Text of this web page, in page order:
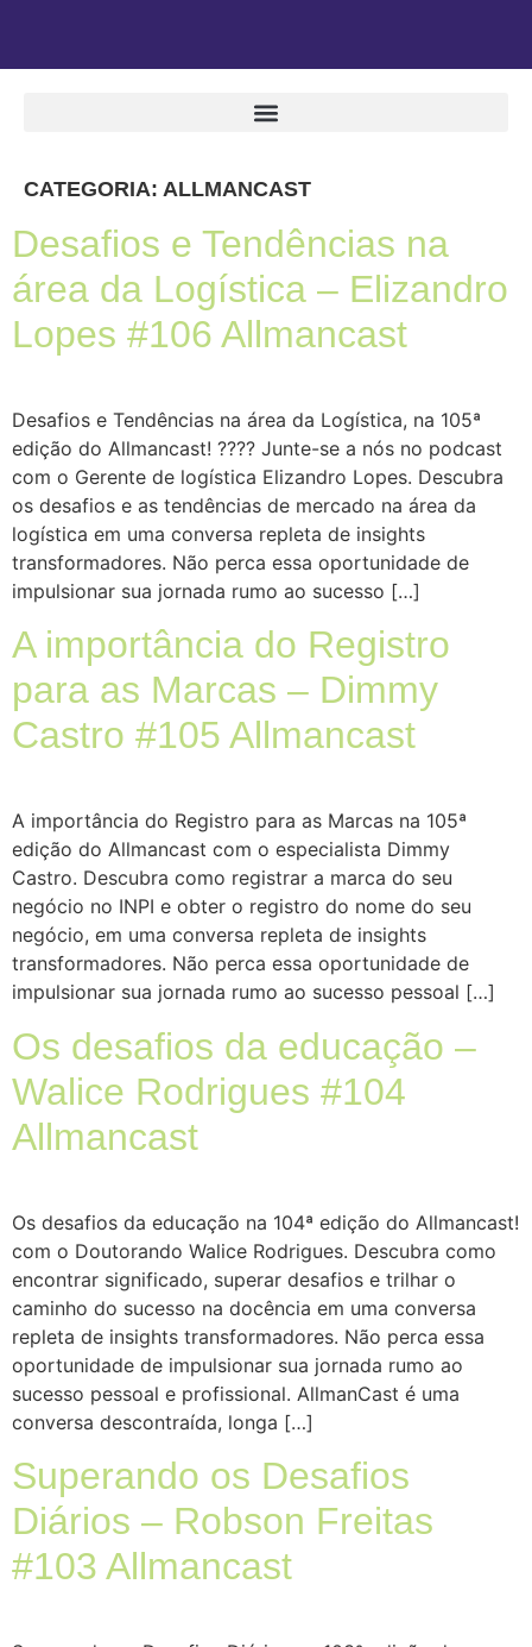
CATEGORIA: ALLMANCAST
Desafios e Tendências na
área da Logística – Elizandro
Lopes #106 Allmancast
Desafios e Tendências na área da Logística, na 105ª
edição do Allmancast! ???? Junte-se a nós no podcast
com o Gerente de logística Elizandro Lopes. Descubra
os desafios e as tendências de mercado na área da
logística em uma conversa repleta de insights
transformadores. Não perca essa oportunidade de
impulsionar sua jornada rumo ao sucesso […]
A importância do Registro
para as Marcas – Dimmy
Castro #105 Allmancast
A importância do Registro para as Marcas na 105ª
edição do Allmancast com o especialista Dimmy
Castro. Descubra como registrar a marca do seu
negócio no INPI e obter o registro do nome do seu
negócio, em uma conversa repleta de insights
transformadores. Não perca essa oportunidade de
impulsionar sua jornada rumo ao sucesso pessoal […]
Os desafios da educação –
Walice Rodrigues #104
Allmancast
Os desafios da educação na 104ª edição do Allmancast!
com o Doutorando Walice Rodrigues. Descubra como
encontrar significado, superar desafios e trilhar o
caminho do sucesso na docência em uma conversa
repleta de insights transformadores. Não perca essa
oportunidade de impulsionar sua jornada rumo ao
sucesso pessoal e profissional. AllmanCast é uma
conversa descontraída, longa […]
Superando os Desafios
Diários – Robson Freitas
#103 Allmancast